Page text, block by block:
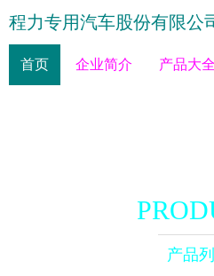
程力专用汽车股份有限公
首页 企业简介 产品大全
产品